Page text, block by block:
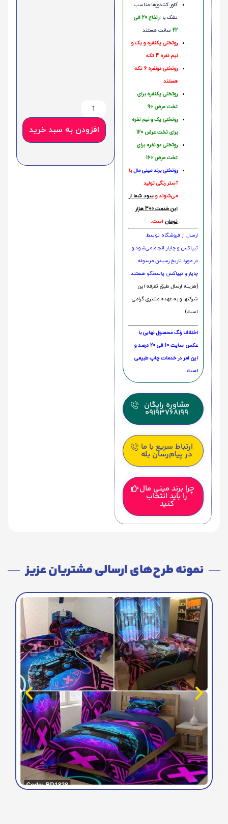
کاور کشدوزها مناسب
تشک با ا
رتفاع 20 الی
22 سانت هستند
روتختی یکنفره و یک و
نیم نفره 4 تکه
روتختی دونفره 6 تکه
هستند
روتختی یکنفره برای
تخت عرض 90
روتختی یک و نیم نفره
برای تخت عرض 120
روتختی دو نفره برای
تخت عرض 160
روتختی‌ برند مینی مالبا
آستر رنگی تولید
می‌شوند و سود شما از
این خدمت 300 هزار
تومان است.
ارسال از فروشگاه توسط
تیپاکس و چاپار انجام می‌شود و
در مورد تاریخ رسیدن مرسوله
چاپار و تیپاکس پاسخگو هستند.
(هزینه ارسال طبق تعرفه این
شرکتها و به عهده مشتری گرامی
است)
اختلاف رنگ محصول نهایی با
عکس سایت 10 الی 20 درصد و
این امر در خدمات چاپ طبیعی
است.
مشاوره رایگان
09193768199
ارتباط سریع با ما
در پیام‌رسان بله
چرا برند مینی مال
را باید انتخاب
کنید
افزودن به سبد خرید
نمونه طرح‌های ارسالی مشتریان عزیز